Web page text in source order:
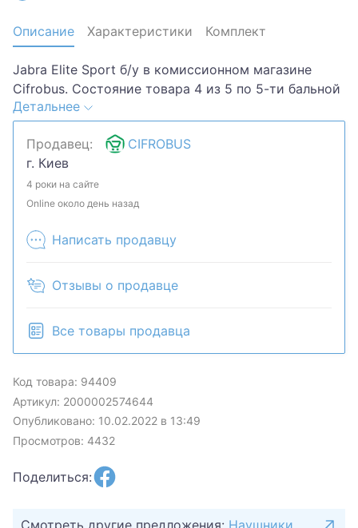
Описание Характеристики Комплект
Jabra Elite Sport б/у в комиссионном магазине
Cifrobus. Состояние товара 4 из 5 по 5-ти бальной
системе. Примечание: царапины потертости.
Комплектация товара: коробка кейс.Хотите
скидку? Давайте обсудим. Предложите свою цену
и мы посмотрим, что сможем сделать.Уточняйте
наличие и комплектацию у менеджера. Товар
может быть продан в розничном магазине.
Детальнее
Продавец:
CIFROBUS
г. Киев
4 роки на сайте
Online около день назад
Написать продавцу
Отзывы о продавце
Все товары продавца
Код товара: 94409
Артикул: 2000002574644
Опубликовано: 10.02.2022 в 13:49
Просмотров: 4432
Поделиться:
Смотреть другие предложения: Наушники